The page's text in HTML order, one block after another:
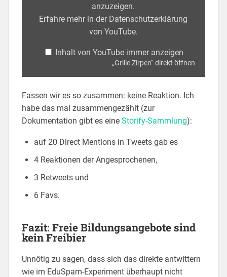
anzuzeigen.
Erfahre mehr in der Datenschutzerklärung
von YouTube.
Inhalt von YouTube immer anzeigen
„Grille Zirpen“ direkt öffnen
Fassen wir es so zusammen: keine Reaktion. Ich
habe das mal zusammengezählt (zur
Dokumentation gibt es eine Storify-Sammlung):
auf 20 Direct Mentions in Tweets gab es
4 Reaktionen der Angesprochenen,
3 Retweets und
6 Favs.
Fazit: Freie Bildungsangebote sind
kein Freibier
Unnötig zu sagen, dass sich das direkte antwittern
wie im EduSpam-Experiment überhaupt nicht